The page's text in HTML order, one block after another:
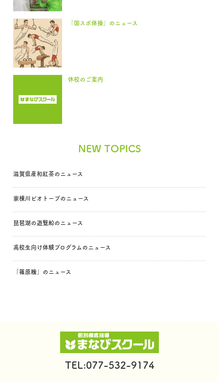
「国スポ体操」のニュース
休校のご案内
NEW TOPICS
滋賀県産和紅茶のニュース
家棟川ビオトープのニュース
琵琶湖の遊覧船のニュース
高校生向け体験プログラムのニュース
「篠原糯」のニュース
TEL:077-532-9174